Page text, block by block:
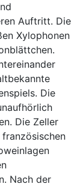
Auftritt. Die
Xylophonen
Die
Die Zeller
Nach der